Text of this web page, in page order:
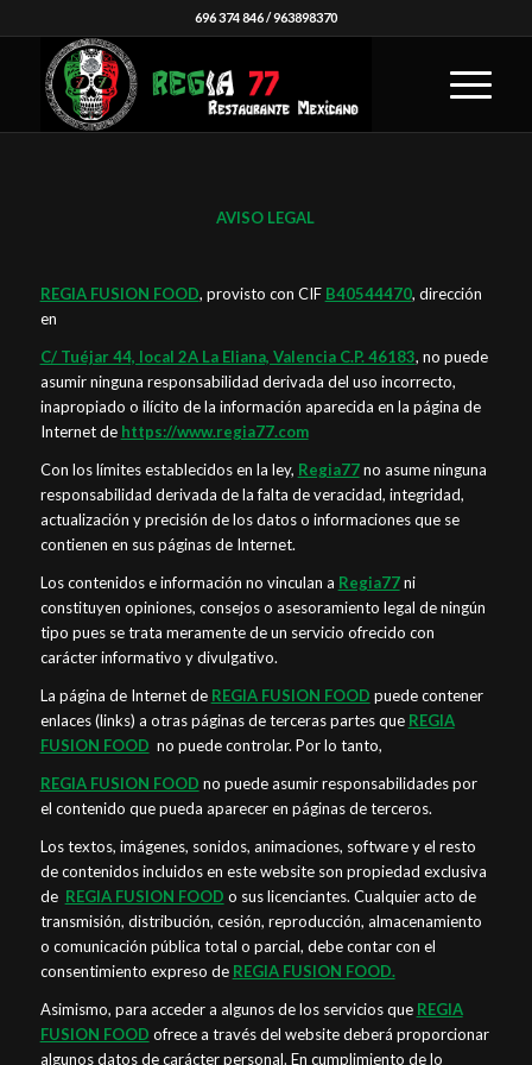
696 374 846/963898370
AVISO LEGAL
REGIA FUSION FOOD, provisto con CIF B40544470, dirección
en
C/ Tuéjar 44, local 2A La Eliana, Valencia C.P. 46183, no puede
asumir ninguna responsabilidad derivada del uso incorrecto,
inapropiado o ilícito de la información aparecida en la página de
Internet de https://www.regia77.com
Con los límites establecidos en la ley, Regia77no asume ninguna
responsabilidad derivada de la falta de veracidad, integridad,
actualización y precisión de los datos o informaciones que se
contienen en sus páginas de Internet.
Los contenidos e información no vinculan a Regia77ni
constituyen opiniones, consejos o asesoramiento legal de ningún
tipo pues se trata meramente de un servicio ofrecido con
carácter informativo y divulgativo.
La página de Internet de REGIA FUSION FOOD puede contener
enlaces (links) a otras páginas de terceras partes que REGIA
FUSION FOOD no puede controlar. Por lo tanto,
REGIA FUSION FOOD no puede asumir responsabilidades por
el contenido que pueda aparecer en páginas de terceros.
Los textos, imágenes, sonidos, animaciones, software y el resto
de contenidos incluidos en este website son propiedad exclusiva
de REGIA FUSION FOOD o sus licenciantes. Cualquier acto de
transmisión, distribución, cesión, reproducción, almacenamiento
o comunicación pública total o parcial, debe contar con el
consentimiento expreso de REGIA FUSION FOOD.
Asimismo, para acceder a algunos de los servicios que REGIA
FUSION FOOD ofrece a través del website deberá proporcionar
algunos datos de carácter personal. En cumplimiento de lo